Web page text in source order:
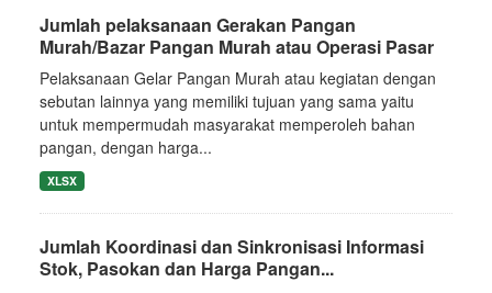
Jumlah pelaksanaan Gerakan Pangan
Murah/Bazar Pangan Murah atau Operasi Pasar
Pelaksanaan Gelar Pangan Murah atau kegiatan dengan
sebutan lainnya yang memiliki tujuan yang sama yaitu
untuk mempermudah masyarakat memperoleh bahan
pangan, dengan harga...
XLSX
Jumlah Koordinasi dan Sinkronisasi Informasi
Stok, Pasokan dan Harga Pangan...